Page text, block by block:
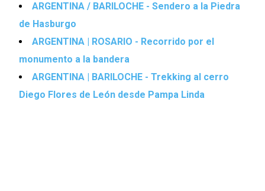
ARGENTINA / BARILOCHE - Sendero a la Piedra
de Hasburgo
ARGENTINA | ROSARIO - Recorrido por el
monumento a la bandera
ARGENTINA | BARILOCHE - Trekking al cerro
Diego Flores de León desde Pampa Linda